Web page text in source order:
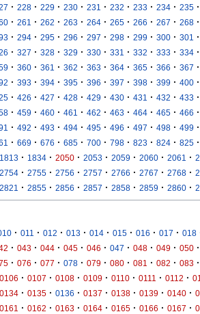
· 228 · 229 · 230 · 231 · 232 · 233 · 234 · 235 ·
· 261 · 262 · 263 · 264 · 265 · 266 · 267 · 268 ·
· 294 · 295 · 296 · 297 · 298 · 299 · 300 · 301 ·
· 327 · 328 · 329 · 330 · 331 · 332 · 333 · 334 ·
· 360 · 361 · 362 · 363 · 364 · 365 · 366 · 367 ·
· 393 · 394 · 395 · 396 · 397 · 398 · 399 · 400 ·
· 426 · 427 · 428 · 429 · 430 · 431 · 432 · 433 ·
· 459 · 460 · 461 · 462 · 463 · 464 · 465 · 466 ·
· 492 · 493 · 494 · 495 · 496 · 497 · 498 · 499 ·
· 669 · 676 · 685 · 700 · 798 · 823 · 824 · 825 ·
1813 · 1834 · 2050 · 2053 · 2059 · 2060 · 2061 ·
2754 · 2755 · 2756 · 2757 · 2766 · 2767 · 2768 ·
2821 · 2855 · 2856 · 2857 · 2858 · 2859 · 2860 ·
· 011 · 012 · 013 · 014 · 015 · 016 · 017 · 018
· 043 · 044 · 045 · 046 · 047 · 048 · 049 · 050 ·
· 076 · 077 · 078 · 079 · 080 · 081 · 082 · 083 ·
0106 · 0107 · 0108 · 0109 · 0110 · 0111 · 0112 ·
0134 · 0135 · 0136 · 0137 · 0138 · 0139 · 0140 ·
0161 · 0162 · 0163 · 0164 · 0165 · 0166 · 0167 ·